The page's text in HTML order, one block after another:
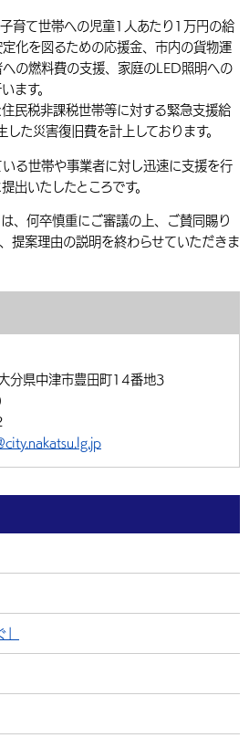
育て世帯への児童1人あたり1万円の給
化を図るための応援金、市内の貨物運
の燃料費の支援、家庭のLED照明への
ます。
民税非課税世帯等に対する緊急支援給
た災害復旧費を計上しております。
る世帯や事業者に対し迅速に支援を行
出いたしたところです。
、何卒慎重にご審議の上、ご賛同賜り
提案理由の説明を終わらせていただきま
県中津市豊田町14番地3